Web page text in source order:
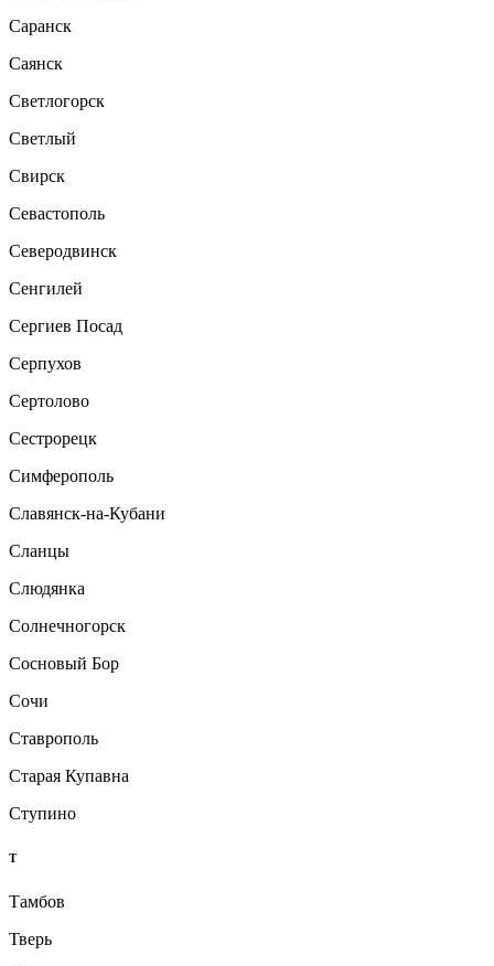
Саранск
Саянск
Светлогорск
Светлый
Свирск
Севастополь
Северодвинск
Сенгилей
Сергиев Посад
Серпухов
Сертолово
Сестрорецк
Симферополь
Славянск-на-Кубани
Сланцы
Слюдянка
Солнечногорск
Сосновый Бор
Сочи
Ставрополь
Старая Купавна
Ступино
Т
Тамбов
Тверь